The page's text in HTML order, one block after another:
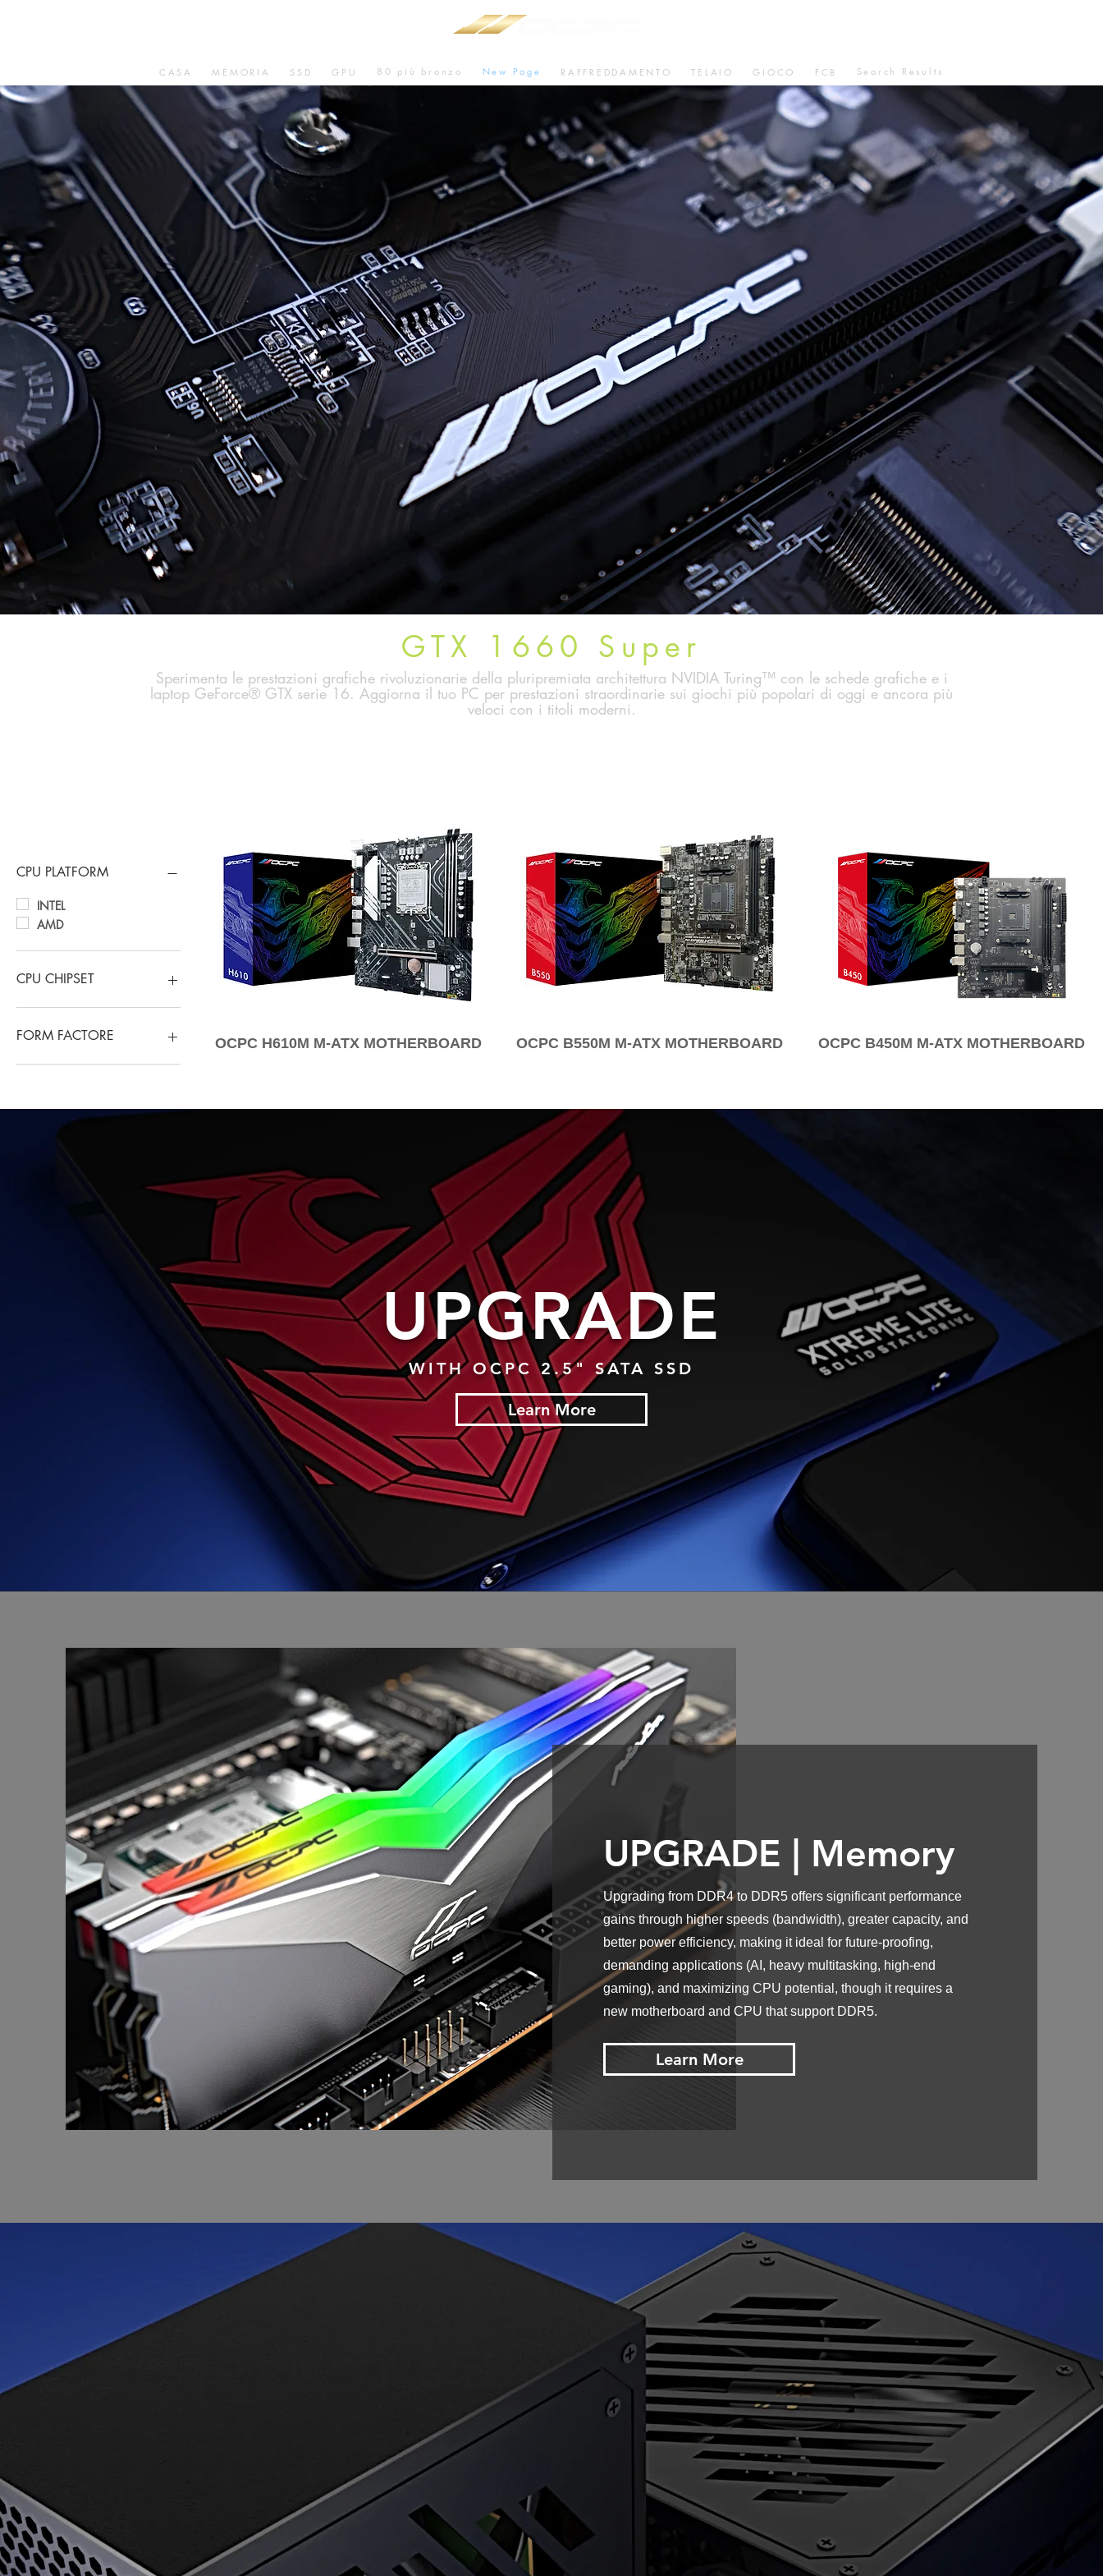
CASA MEMORIA SSD GPU 80 più bronzo New Page RAFFREDDAMENTO TELAIO GIOCO FCB Search Results
GTX 1660 Super
Sperimenta le prestazioni grafiche rivoluzionarie della pluripremiata architettura NVIDIA Turing™ con le schede grafiche e i
laptop GeForce® GTX serie 16. Aggiorna il tuo PC per prestazioni straordinarie sui giochi più popolari di oggi e ancora più
veloci con i titoli moderni.
CPU PLATFORM
INTEL
AMD
CPU CHIPSET
H610
B450M
FORM FACTORE
M-ATX
OCPC H610M M-ATX MOTHERBOARD OCPC B550M M-ATX MOTHERBOARD OCPC B450M M-ATX MOTHERBOARD
UPGRADE
WITH OCPC 2.5" SATA SSD
Learn More
UPGRADE | Memory
Upgrading from DDR4 to DDR5 offers significant performance
gains through higher speeds (bandwidth), greater capacity, and
better power efficiency, making it ideal for future-proofing,
demanding applications (AI, heavy multitasking, high-end
gaming), and maximizing CPU potential, though it requires a
new motherboard and CPU that support DDR5.
Learn More